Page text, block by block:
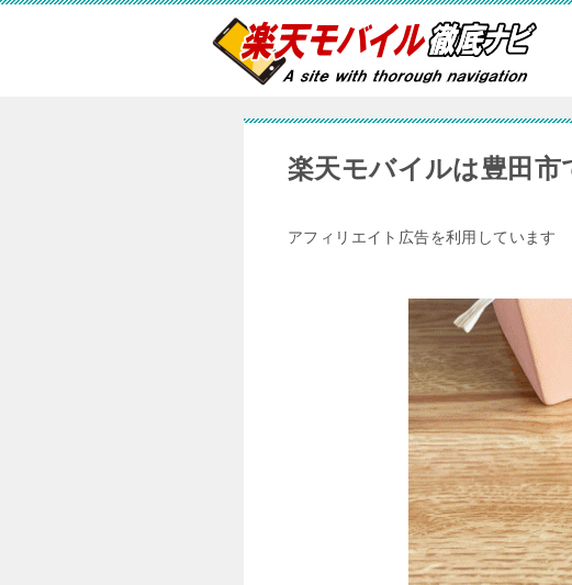
楽天モバイルは豊田市
アフィリエイト広告を利用しています